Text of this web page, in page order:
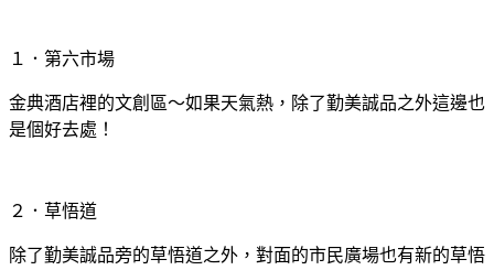
１．第六市場
金典酒店裡的文創區～如果天氣熱，除了勤美誠品之外這邊也
是個好去處！
２．草悟道
除了勤美誠品旁的草悟道之外，對面的市民廣場也有新的草悟